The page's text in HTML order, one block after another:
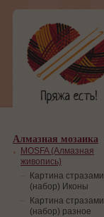
Алмазная мозаика
MOSFA (Алмазная
живопись)
Картина стразами
(набор) Иконы
Картина стразами
(набор) разное